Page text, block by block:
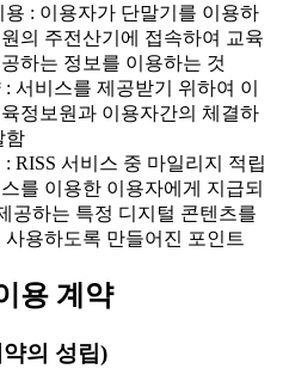
: 이용자가 단말기를 이용하
의 주전산기에 접속하여 교육
하는 정보를 이용하는 것
서비스를 제공받기 위하여 이
정보원과 이용자간의 체결하
함
RISS 서비스 중 마일리지 적립
를 이용한 이용자에게 지급되
공하는 특정 디지털 콘텐츠를
사용하도록 만들어진 포인트
용 계약
의 성립)